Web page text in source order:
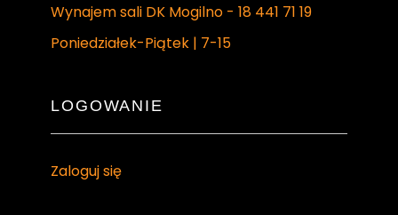
Wynajem sali DK Mogilno - 18 441 71 19
Poniedziałek-Piątek | 7-15
LOGOWANIE
Zaloguj się